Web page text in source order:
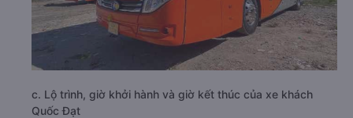
c. Lộ trình, giờ khởi hành và giờ kết thúc của xe khách
Quốc Đạt